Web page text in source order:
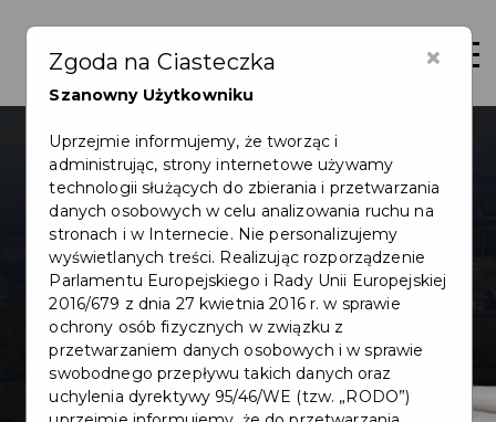
×
Zgoda na Ciasteczka
Szanowny Użytkowniku
Uprzejmie informujemy, że tworząc i
administrując, strony internetowe używamy
technologii służących do zbierania i przetwarzania
danych osobowych w celu analizowania ruchu na
stronach i w Internecie. Nie personalizujemy
wyświetlanych treści. Realizując rozporządzenie
Parlamentu Europejskiego i Rady Unii Europejskiej
2016/679 z dnia 27 kwietnia 2016 r. w sprawie
ochrony osób fizycznych w związku z
przetwarzaniem danych osobowych i w sprawie
swobodnego przepływu takich danych oraz
uchylenia dyrektywy 95/46/WE (tzw. „RODO”)